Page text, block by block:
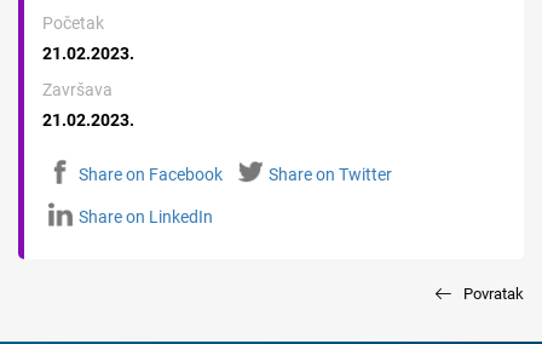
Početak
21.02.2023.
Završava
21.02.2023.
Share on Facebook Share on Twitter
Share on LinkedIn
Povratak